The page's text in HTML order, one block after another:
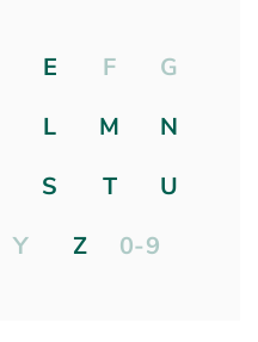
E F
G
L M
N
S T
U
Y Z 0-9